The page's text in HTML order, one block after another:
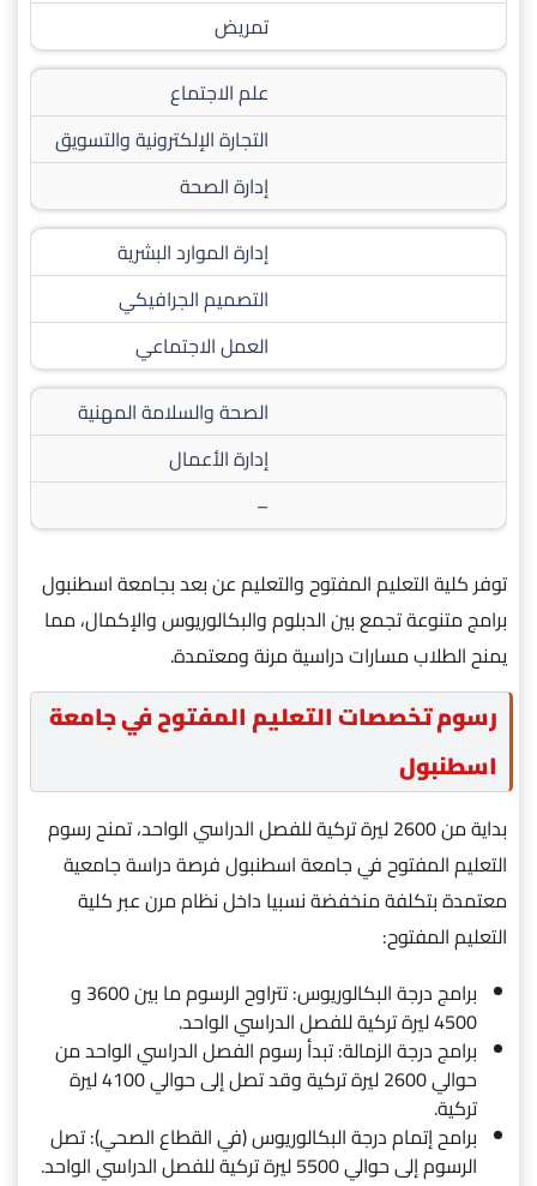
تمريض
علم الاجتماع
التجارة الإلكترونية والتسويق
إدارة الصحة
إدارة الموارد البشرية
التصميم الجرافيكي
العمل الاجتماعي
الصحة والسلامة المهنية
إدارة الأعمال
–
توفر كلية التعليم المفتوح والتعليم عن بعد بجامعة اسطنبول
برامج متنوعة تجمع بين الدبلوم والبكالوريوس والإكمال، مما
يمنح الطلاب مسارات دراسية مرنة ومعتمدة.
رسوم تخصصات التعليم المفتوح في جامعة
اسطنبول
بداية من 2600 ليرة تركية للفصل الدراسي الواحد، تمنح رسوم
التعليم المفتوح في جامعة اسطنبول فرصة دراسة جامعية
معتمدة بتكلفة منخفضة نسبيا داخل نظام مرن عبر كلية
التعليم المفتوح:
برامج درجة البكالوريوس: تتراوح الرسوم ما بين 3600 و
4500 ليرة تركية للفصل الدراسي الواحد.
برامج درجة الزمالة: تبدأ رسوم الفصل الدراسي الواحد من
حوالي 2600 ليرة تركية وقد تصل إلى حوالي 4100 ليرة
تركية.
برامح إتمام درجة البكالوريوس (في القطاع الصحي): تصل
الرسوم إلى حوالي 5500 ليرة تركية للفصل الدراسي الواحد.